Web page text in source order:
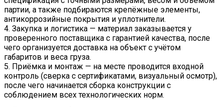
партии, а также подбираются крепёжные элементы,
антикоррозийные покрытия и уплотнители.
4. Закупка и логистика — материал заказывается у
проверенного поставщика с гарантией качества, после
чего организуется доставка на объект с учётом
габаритов и веса груза.
5. Приёмка и монтаж — на месте проводится входной
контроль (сверка с сертификатами, визуальный осмотр),
после чего начинается сборка конструкции с
соблюдением всех технологических норм.